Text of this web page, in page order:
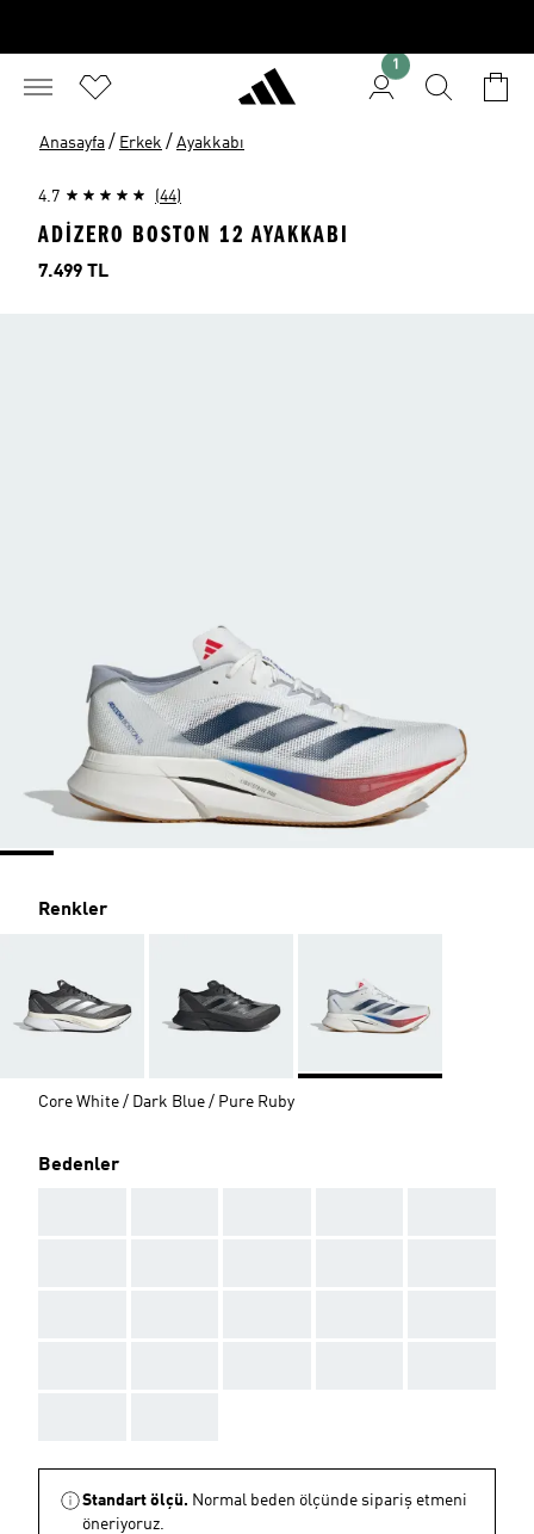
1
Anasayfa / Erkek / Ayakkabı
4.7 (44)
ADIZERO BOSTON 12 AYAKKABI
Fiyat
7.499 TL
Renkler
Core White / Dark Blue / Pure Ruby
Bedenler
Standart ölçü. Normal beden ölçünde sipariş etmeni
öneriyoruz.